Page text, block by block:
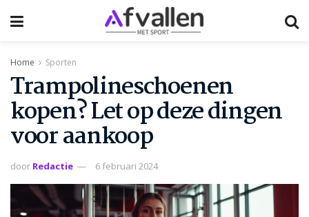
Home Sporten
Trampolineschoenen
kopen? Let op deze dingen
voor aankoop
door Redactie 6 februari 2024